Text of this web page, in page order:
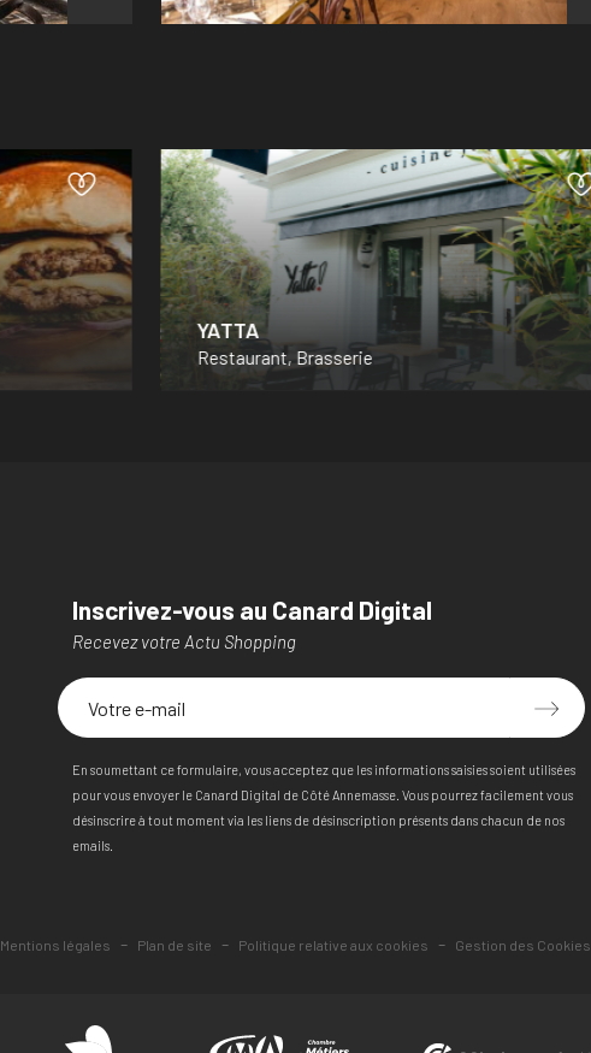
YATTA
Restaurant, Brasserie
Inscrivez-vous au Canard Digital
Recevez votre Actu Shopping
En soumettant ce formulaire, vous acceptez que les informations saisies soient utilisées
pour vous envoyer le Canard Digital de Côté Annemasse. Vous pourrez facilement vous
désinscrire à tout moment via les liens de désinscription présents dans chacun de nos
emails.
Mentions légales - Plan de site - Politique relative aux cookies - Gestion des Cookies